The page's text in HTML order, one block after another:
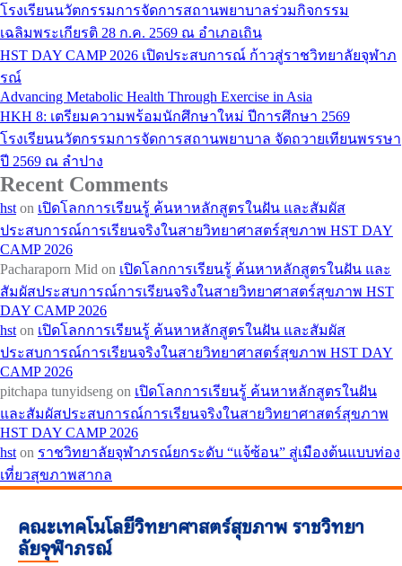
โรงเรียนนวัตกรรมการจัดการสถานพยาบาลร่วมกิจกรรม
เฉลิมพระเกียรติ 28 ก.ค. 2569 ณ อำเภอเถิน
HST DAY CAMP 2026 เปิดประสบการณ์ ก้าวสู่ราชวิทยาลัยจุฬาภ
รณ์
Advancing Metabolic Health Through Exercise in Asia
HKH 8: เตรียมความพร้อมนักศึกษาใหม่ ปีการศึกษา 2569
โรงเรียนนวัตกรรมการจัดการสถานพยาบาล จัดถวายเทียนพรรษา
ปี 2569 ณ ลำปาง
Recent Comments
hst on เปิดโลกการเรียนรู้ ค้นหาหลักสูตรในฝัน และสัมผัส
ประสบการณ์การเรียนจริงในสายวิทยาศาสตร์สุขภาพ HST DAY
CAMP 2026
Pacharaporn Mid on เปิดโลกการเรียนรู้ ค้นหาหลักสูตรในฝัน และ
สัมผัสประสบการณ์การเรียนจริงในสายวิทยาศาสตร์สุขภาพ HST
DAY CAMP 2026
hst on เปิดโลกการเรียนรู้ ค้นหาหลักสูตรในฝัน และสัมผัส
ประสบการณ์การเรียนจริงในสายวิทยาศาสตร์สุขภาพ HST DAY
CAMP 2026
pitchapa tunyidseng on เปิดโลกการเรียนรู้ ค้นหาหลักสูตรในฝัน
และสัมผัสประสบการณ์การเรียนจริงในสายวิทยาศาสตร์สุขภาพ
HST DAY CAMP 2026
hst on ราชวิทยาลัยจุฬาภรณ์ยกระดับ “แจ้ซ้อน” สู่เมืองต้นแบบท่อง
เที่ยวสุขภาพสากล
คณะเทคโนโลยีวิทยาศาสตร์สุขภาพ ราชวิทยา
ลัยจุฬาภรณ์